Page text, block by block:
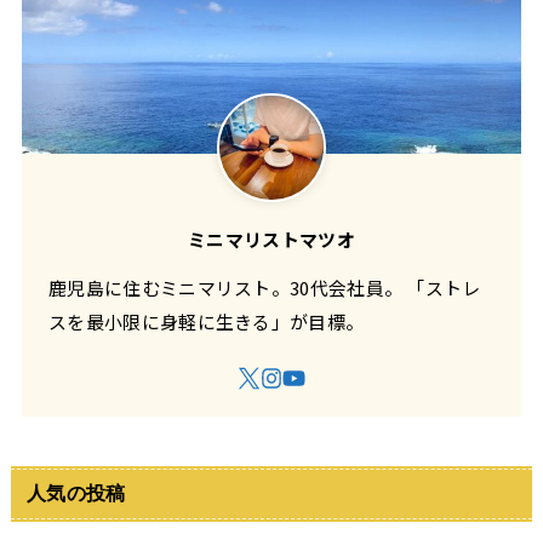
ミニマリストマツオ
鹿児島に住むミニマリスト。30代会社員。 「ストレ
スを最小限に身軽に生きる」が目標。
人気の投稿